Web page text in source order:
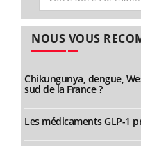
NOUS VOUS
Chikungunya, dengue,
sud de la France ?
Les médicaments GLP-1